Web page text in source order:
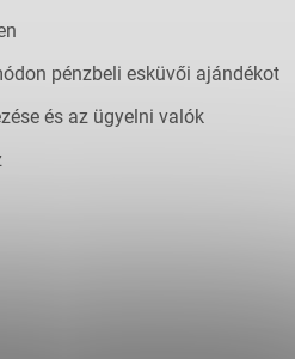
pénzbeli esküvői ajándékot
és az ügyelni valók